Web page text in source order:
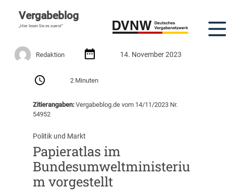
Vergabeblog
„Hier lesen Sie es zuerst“
Redaktion 14. November 2023
2 Minuten
Zitierangaben:Vergabeblog.de vom 14/11/2023 Nr.
54952
Politik und Markt
Papieratlas im
Bundesumweltministeriu
m vorgestellt